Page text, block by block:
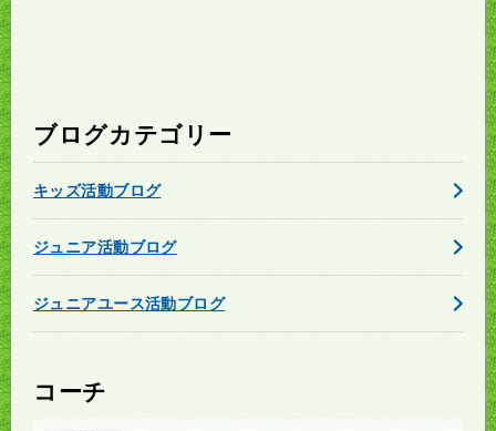
ブログカテゴリー
キッズ活動ブログ
ジュニア活動ブログ
ジュニアユース活動ブログ
コーチ